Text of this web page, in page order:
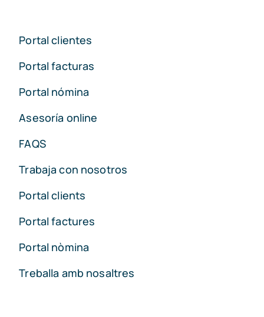
Portal clientes
Portal facturas
Portal nómina
Asesoría online
FAQS
Trabaja con nosotros
Portal clients
Portal factures
Portal nòmina
Treballa amb nosaltres